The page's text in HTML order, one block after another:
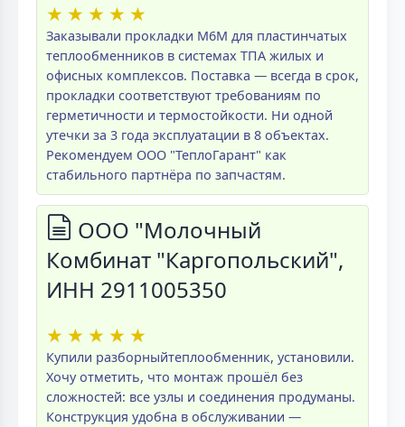
★ ★ ★ ★ ★
Заказывали прокладки M6M для пластинчатых
теплообменников в системах ТПА жилых и
офисных комплексов. Поставка — всегда в срок,
прокладки соответствуют требованиям по
герметичности и термостойкости. Ни одной
утечки за 3 года эксплуатации в 8 объектах.
Рекомендуем ООО "ТеплоГарант" как
стабильного партнёра по запчастям.
ООО "Молочный
Комбинат "Каргопольский",
ИНН 2911005350
★ ★ ★ ★ ★
Купили разборныйтеплообменник, установили.
Хочу отметить, что монтаж прошёл без
сложностей: все узлы и соединения продуманы.
Конструкция удобна в обслуживании —